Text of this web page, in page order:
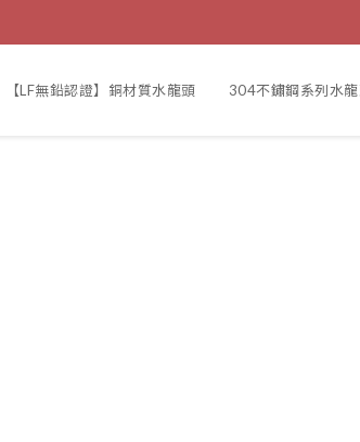
【LF無鉛認證】銅材質水龍頭 304不鏽鋼系列水